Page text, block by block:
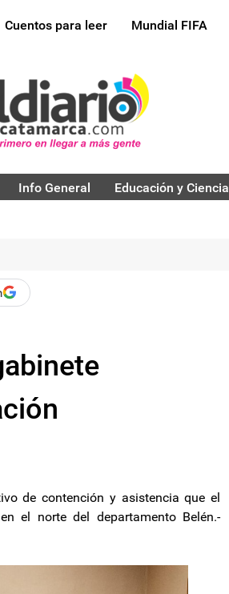
Cuentos para leer Mundial FIFA
Info General Educación y Ciencia
de contención y asistencia que el
el norte del departamento Belén.-